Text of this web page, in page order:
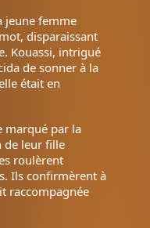
jeune femme
disparaissant
Kouassi, intrigué
de sonner à la
était en
marqué par la
de leur fille
roulèrent
Ils confirmèrent à
raccompagnée